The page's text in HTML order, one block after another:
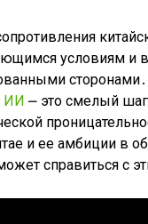
условиям и
сторонами․
ИИ ⎼ это смелый
и ее амбиции в
справиться с